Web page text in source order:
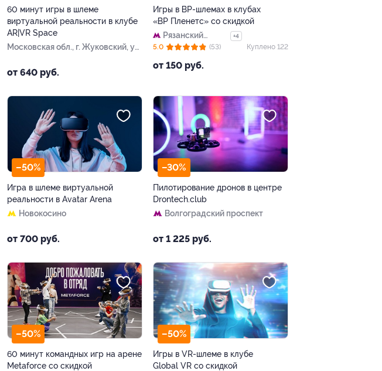
60 минут игры в шлеме
виртуальной реальности в клубе
AR|VR Space
Московская обл., г. Жуковский, ул.
от 640 руб.
Игры в ВР-шлемах в клубах
«ВР Пленетс» со скидкой
Рязанский
проспект
+4
от 150 руб.
5.0 (53) Куплено 122
–50%
Игра в шлеме виртуальной
реальности в Avatar Arena
Новокосино
от 700 руб.
–30%
Пилотирование дронов в центре
Drontech.club
Волгоградский проспект
от 1 225 руб.
–50%
60 минут командных игр на арене
Metaforce со скидкой
–50%
Игры в VR-шлеме в клубе
Global VR со скидкой